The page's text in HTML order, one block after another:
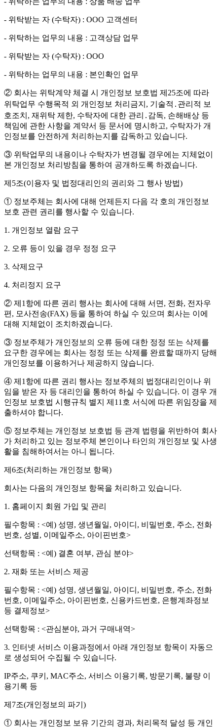
- 위탁받는 자 (수탁자) : OOO 고객센터
- 위탁하는 업무의 내용 : 고객상담 업무
- 위탁받는 자 (수탁자) : OOO
- 위탁하는 업무의 내용 : 본인확인 업무
② 회사는 위탁계약 체결 시 개인정보 보호법 제25조에 따라
위탁업무 수행목적 외 개인정보 처리금지, 기술적․관리적 보
호조치, 재위탁 제한, 수탁자에 대한 관리․감독, 손해배상 등
책임에 관한 사항을 계약서 등 문서에 명시하고, 수탁자가 개
인정보를 안전하게 처리하는지를 감독하고 있습니다.
③ 위탁업무의 내용이나 수탁자가 변경될 경우에는 지체없이
본 개인정보 처리방침을 통하여 공개하도록 하겠습니다.
제5조(이용자 및 법정대리인의 권리와 그 행사 방법)
① 정보주체는 회사에 대해 언제든지 다음 각 호의 개인정보
보호 관련 권리를 행사할 수 있습니다.
1. 개인정보 열람 요구
2. 오류 등이 있을 경우 정정 요구
3. 삭제요구
4. 처리정지 요구
② 제1항에 따른 권리 행사는 회사에 대해 서면, 전화, 전자우
편, 모사전송(FAX) 등을 통하여 하실 수 있으며 회사는 이에
대해 지체없이 조치하겠습니다.
③ 정보주체가 개인정보의 오류 등에 대한 정정 또는 삭제를
요구한 경우에는 회사는 정정 또는 삭제를 완료할 때까지 당해
개인정보를 이용하거나 제공하지 않습니다.
④ 제1항에 따른 권리 행사는 정보주체의 법정대리인이나 위
임을 받은 자 등 대리인을 통하여 하실 수 있습니다. 이 경우 개
인정보 보호법 시행규칙 별지 제11호 서식에 따른 위임장을 제
출하셔야 합니다.
⑤ 정보주체는 개인정보 보호법 등 관계 법령을 위반하여 회사
가 처리하고 있는 정보주체 본인이나 타인의 개인정보 및 사생
활을 침해하여서는 아니 됩니다.
제6조(처리하는 개인정보 항목)
회사는 다음의 개인정보 항목을 처리하고 있습니다.
1. 홈페이지 회원 가입 및 관리
필수항목 : <예) 성명, 생년월일, 아이디, 비밀번호, 주소, 전화
번호, 성별, 이메일주소, 아이핀번호>
선택항목 : <예) 결혼 여부, 관심 분야>
2. 재화 또는 서비스 제공
필수항목 : <예) 성명, 생년월일, 아이디, 비밀번호, 주소, 전화
번호, 이메일주소, 아이핀번호, 신용카드번호, 은행계좌정보
등 결제정보>
선택항목 : <관심분야, 과거 구매내역>
3. 인터넷 서비스 이용과정에서 아래 개인정보 항목이 자동으
로 생성되어 수집될 수 있습니다.
IP주소, 쿠키, MAC주소, 서비스 이용기록, 방문기록, 불량 이
용기록 등
제7조(개인정보의 파기)
① 회사는 개인정보 보유 기간의 경과, 처리목적 달성 등 개인